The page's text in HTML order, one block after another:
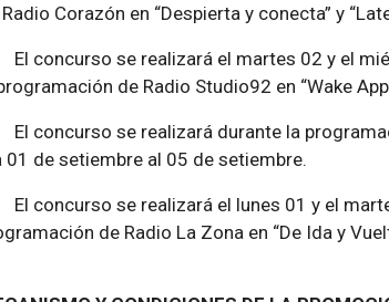
Corazón en “Despierta y conecta” y
El concurso se realizará el martes 02 y el
de Radio Studio92 en “Wake
El concurso se realizará durante la
01 de setiembre al 05 de setiembre.
El concurso se realizará el lunes 01 y el
de Radio La Zona en “De Ida y